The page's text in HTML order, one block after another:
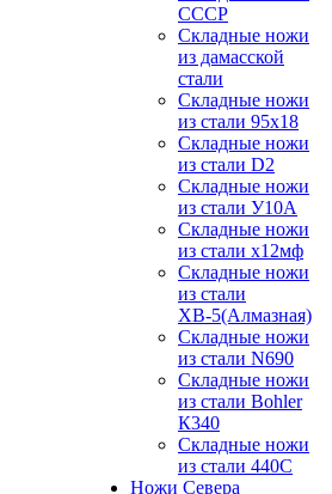
СССР
Складные ножи
из дамасской
стали
Складные ножи
из стали 95х18
Складные ножи
из стали D2
Складные ножи
из стали У10А
Складные ножи
из стали х12мф
Складные ножи
из стали
ХВ-5(Алмазная)
Складные ножи
из стали N690
Складные ножи
из стали Bohler
К340
Складные ножи
из стали 440С
Ножи Севера